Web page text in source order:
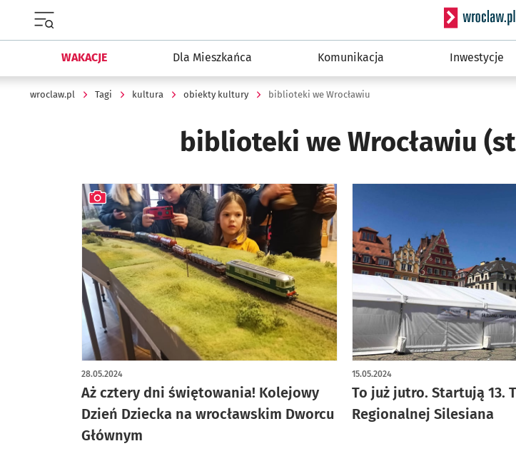
WAKACJE Dla Mieszkańca Komunikacja Inwestycje
wroclaw.pl Tagi kultura obiekty kultury biblioteki we Wrocławiu
biblioteki we Wrocławiu
Aż cztery dni świętowania! Kolejowy
Dzień Dziecka na wrocławskim Dworcu
Głównym
28.05.2024
artykuł z galerią zdjęć
To już jutro. Startują 13.
Regionalnej Silesiana
15.05.2024